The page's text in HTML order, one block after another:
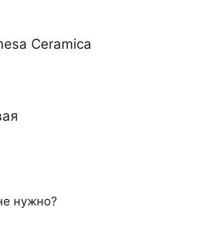
Ceramica
нужно?